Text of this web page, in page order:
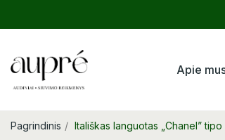
Apie
Pagrindinis Itališkas languotas „Chanel”